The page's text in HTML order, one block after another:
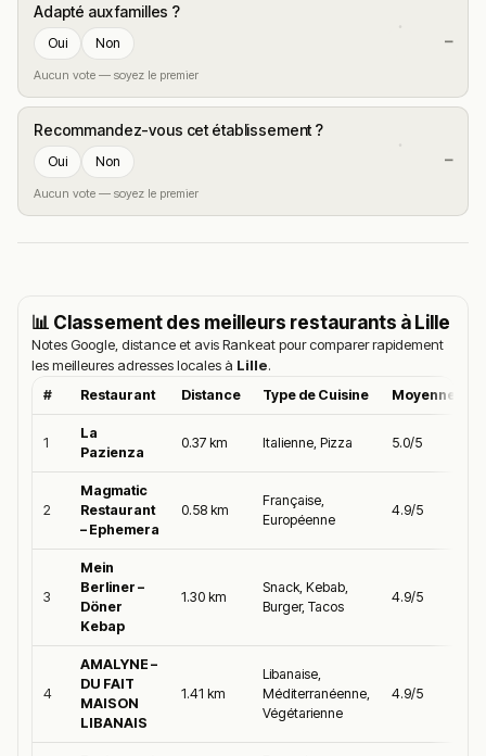
Adapté aux familles ?
Oui Non
Aucun vote — soyez le premier
—
Recommandez-vous cet établissement ?
Oui Non
Aucun vote — soyez le premier
—
📊 Classement des meilleurs restaurants à Lille
Notes Google, distance et avis Rankeat pour comparer rapidement
les meilleures adresses locales à Lille.
# Restaurant Distance Type de Cuisine Moyenne
1
La
Pazienza
0.37 km Italienne, Pizza 5.0/5
2
Magmatic
Restaurant
– Ephemera
0.58 km
Française,
Européenne
4.9/5
3
Mein
Berliner –
Döner
Kebap
1.30 km
Snack, Kebab,
Burger, Tacos
4.9/5
4
AMALYNE –
DU FAIT
MAISON
LIBANAIS
1.41 km
Libanaise,
Méditerranéenne,
Végétarienne
4.9/5